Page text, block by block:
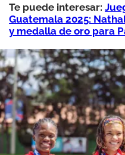
Te puede interesar:
Guatemala 2025:
y medalla de oro para